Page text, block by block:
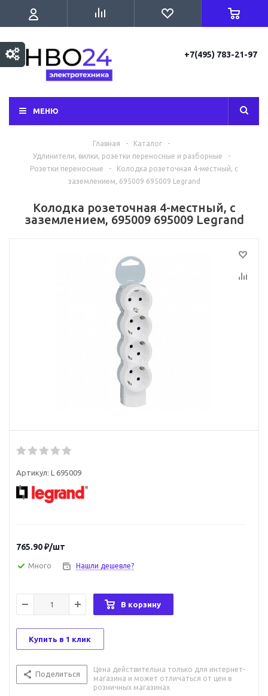
+7(495) 783-21-97
МЕНЮ
Главная - Каталог
-
Удлинители, вилки, розетки переносные и разборные
-
Розетки переносные
-
Колодка розеточная 4-местный, с
заземлением, 695009 695009 Legrand
Колодка розеточная 4-местный, с
заземлением, 695009 695009 Legrand
Артикул: L 695009
765.90₽/шт
Много Нашли дешевле?
В корзину
Купить в 1 клик
Поделиться
Цена действительна только для интернет-
магазина и может отличаться от цен в
розничных магазинах